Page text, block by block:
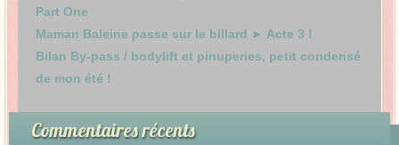
Part One
Maman Baleine passe sur le billard ► Acte 3 !
Bilan By-pass / bodylift et pinuperies, petit condensé
de mon été !
Commentaires récents